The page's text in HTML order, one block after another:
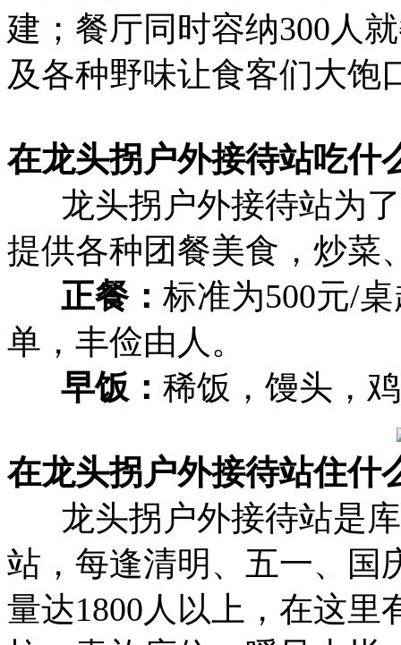
建；餐厅同时容纳300人
及各种野味让食客们大饱
在龙头拐户外接待站吃什
龙头拐户外接待站为
提供各种团餐美食，炒菜
正餐： 标准为500元/
单，丰俭由人。
早饭： 稀饭，馒头，
在龙头拐户外接待站住什
龙头拐户外接待站是
站，每逢清明、五一、国
量达1800人以上，在这